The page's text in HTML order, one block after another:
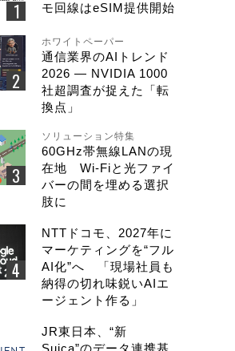
モ回線はeSIM提供開始
ホワイトペーパー
通信業界のAIトレンド
2026 ― NVIDIA 1000
社超調査が捉えた「転
換点」
ソリューション特集
60GHz帯無線LANの現
在地 Wi-Fiと光ファイ
バーの間を埋める選択
肢に
NTTドコモ、2027年に
マーケティングを“フル
AI化”へ 「現場社員も
納得の切れ味鋭いAIエ
ージェント作る」
JR東日本、“新
Suica”のデータ連携基